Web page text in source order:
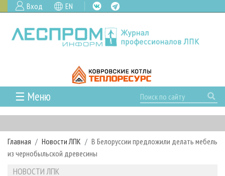
Вход EN
☰ Меню
ГЛАВНАЯ
РУБРИКИ И ТЕМЫ
РУБРИКИ ЖУРНАЛА
НОВОСТИ
ПРОЕКТЫ ЛПИ
Главная Новости ЛПК
В Белоруссии предложили делать мебель
из чернобыльской древесины
НОВОСТИ ЛПК